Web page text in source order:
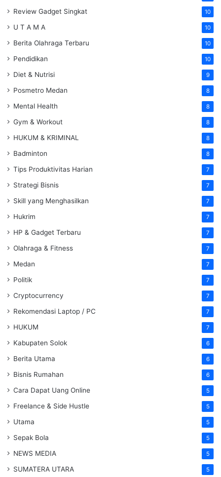
Review Gadget Singkat 10
U T A M A 10
Berita Olahraga Terbaru 10
Pendidikan 10
Diet & Nutrisi 9
Posmetro Medan 8
Mental Health 8
Gym & Workout 8
HUKUM & KRIMINAL 8
Badminton 8
Tips Produktivitas Harian 7
Strategi Bisnis 7
Skill yang Menghasilkan 7
Hukrim 7
HP & Gadget Terbaru 7
Olahraga & Fitness 7
Medan 7
Politik 7
Cryptocurrency 7
Rekomendasi Laptop / PC 7
HUKUM 7
Kabupaten Solok 6
Berita Utama 6
Bisnis Rumahan 6
Cara Dapat Uang Online 5
Freelance & Side Hustle 5
Utama 5
Sepak Bola 5
NEWS MEDIA 5
SUMATERA UTARA 5